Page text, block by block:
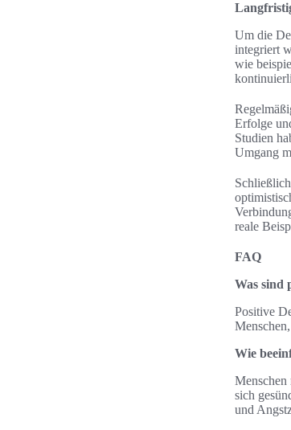
Um die
integriert
wie
Erfolge
Studien
Umgang
reale
FAQ
Was sind
Positive
Wie
Menschen
sich
und